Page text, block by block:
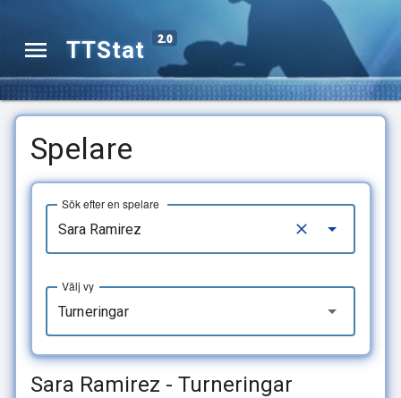
TTStat 2.0
Spelare
Sök efter en spelare
Turneringar
Välj vy
Sara Ramirez - Turneringar